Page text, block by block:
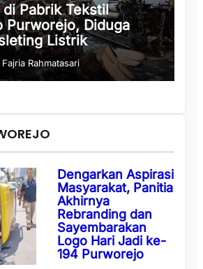
di Pabrik Tekstil
Purworejo, Diduga
Listrik
Fajria Rahmatasari
Dengarkan Aspirasi
Masyarakat, Panitia
Akhirnya
Rebranding dan
Sayembarakan
Logo Hari Jadi ke-
194 Purworejo